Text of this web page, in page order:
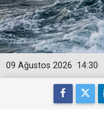
14:30
09 Ağustos 2026